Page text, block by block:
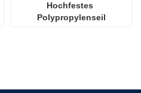
Hochfestes
Polypropylenseil